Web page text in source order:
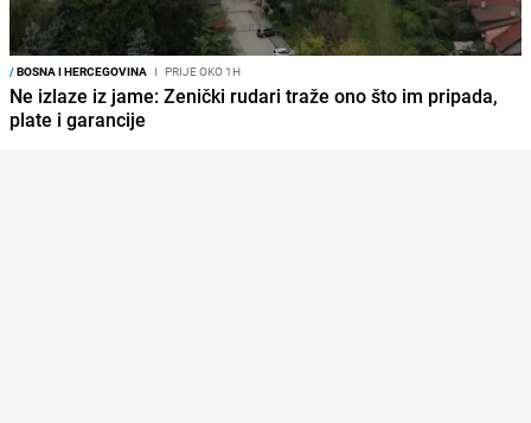
/BOSNA I HERCEGOVINA I PRIJE OKO 1H
Ne izlaze iz jame: Zenički rudari traže ono što im pripada,
plate i garancije